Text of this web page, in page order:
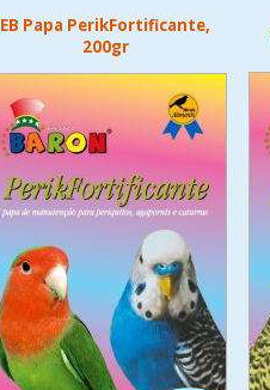
EB Papa PerikFortificante,
200gr